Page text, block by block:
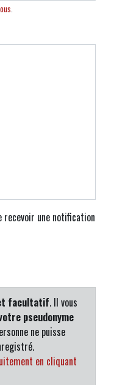
.
recevoir une notification
facultatif. Il vous
pseudonyme
ne puisse
en cliquant